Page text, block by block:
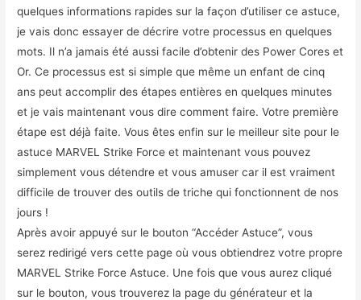
quelques informations rapides sur la façon d’utiliser ce astuce,
je vais donc essayer de décrire votre processus en quelques
mots. Il n’a jamais été aussi facile d’obtenir des Power Cores et
Or. Ce processus est si simple que même un enfant de cinq
ans peut accomplir des étapes entières en quelques minutes
et je vais maintenant vous dire comment faire. Votre première
étape est déjà faite. Vous êtes enfin sur le meilleur site pour le
astuce MARVEL Strike Force et maintenant vous pouvez
simplement vous détendre et vous amuser car il est vraiment
difficile de trouver des outils de triche qui fonctionnent de nos
jours !
Après avoir appuyé sur le bouton “Accéder Astuce”, vous
serez redirigé vers cette page où vous obtiendrez votre propre
MARVEL Strike Force Astuce. Une fois que vous aurez cliqué
sur le bouton, vous trouverez la page du générateur et la